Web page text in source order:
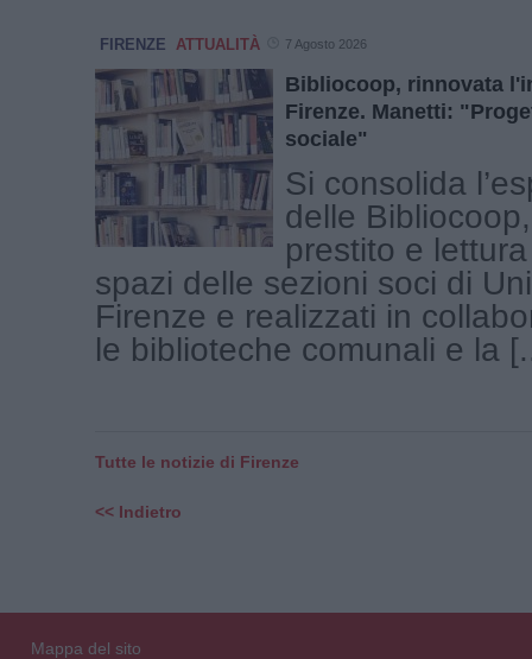
FIRENZE ATTUALITÀ 7 Agosto 2026
Bibliocoop, rinnovata
Firenze. Manetti:
sociale"
Si consolida
delle
prestito e
spazi delle sezioni soci di
Firenze e realizzati in
le biblioteche comunali e la
Tutte le notizie di Firenze
<< Indietro
Mappa del sito